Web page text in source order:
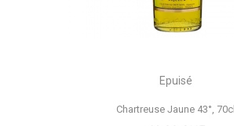
Epuisé
Chartreuse Jaune 43°, 70cl